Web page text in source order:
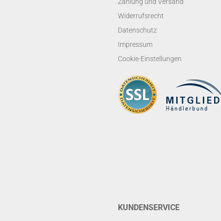
Widerrufsrecht
Datenschutz
Impressum
Cookie-Einstellungen
KUNDENSERVICE